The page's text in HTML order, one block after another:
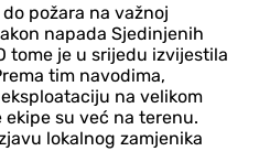
požara na važnoj
napada Sjedinjenih
tome je u srijedu izvijestila
tim navodima,
na velikom
su već na terenu.
lokalnog zamjenika